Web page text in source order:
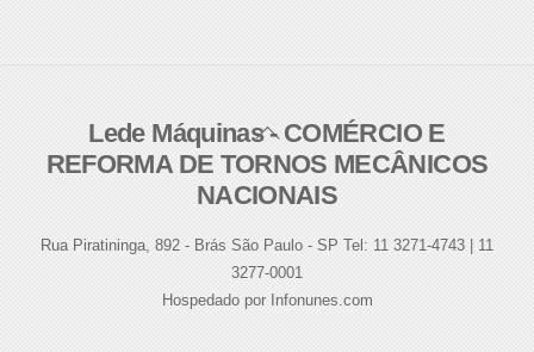
Back
To
Top
Lede Máquinas - COMÉRCIO E
REFORMA DE TORNOS MECÂNICOS
NACIONAIS
Rua Piratininga, 892 - Brás São Paulo - SP Tel: 11 3271-4743 | 11
3277-0001
Hospedado por Infonunes.com